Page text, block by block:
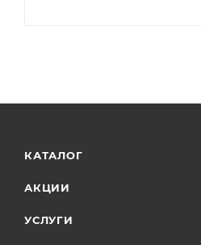
КАТАЛОГ
АКЦИИ
УСЛУГИ